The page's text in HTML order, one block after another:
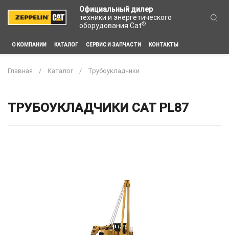
Официальный дилер
техники и энергетического
оборудования Cat®
О КОМПАНИИ КАТАЛОГ СЕРВИС И ЗАПЧАСТИ КОНТАКТЫ
Главная Каталог Трубоукладчики
ТРУБОУКЛАДЧИКИ CAT PL87